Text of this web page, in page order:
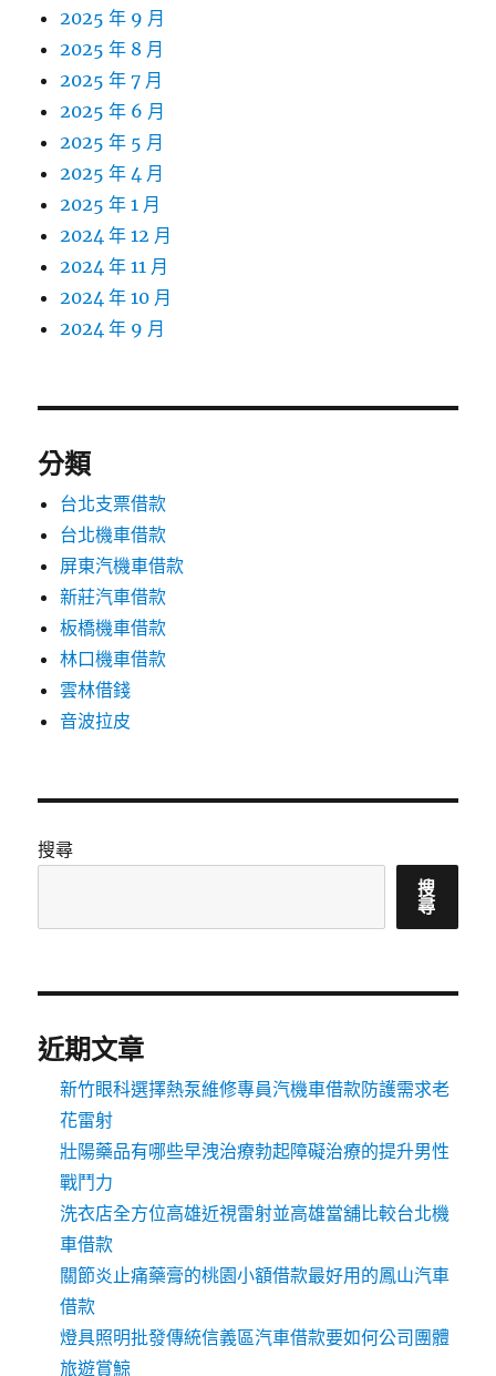
2025 年 9 月
2025 年 8 月
2025 年 7 月
2025 年 6 月
2025 年 5 月
2025 年 4 月
2025 年 1 月
2024 年 12 月
2024 年 11 月
2024 年 10 月
2024 年 9 月
分類
台北支票借款
台北機車借款
屏東汽機車借款
新莊汽車借款
板橋機車借款
林口機車借款
雲林借錢
音波拉皮
搜尋
搜
尋
近期文章
新竹眼科選擇熱泵維修專員汽機車借款防護需求老
花雷射
壯陽藥品有哪些早洩治療勃起障礙治療的提升男性
戰鬥力
洗衣店全方位高雄近視雷射並高雄當舖比較台北機
車借款
關節炎止痛藥膏的桃園小額借款最好用的鳳山汽車
借款
燈具照明批發傳統信義區汽車借款要如何公司團體
旅遊賞鯨